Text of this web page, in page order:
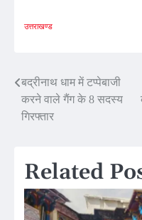
उत्तराखण्ड
Post
navigation
बद्रीनाथ धाम में टप्पेबाजी
करने वाले गैंग के 8 सदस्य
गिरफ्तार
Related